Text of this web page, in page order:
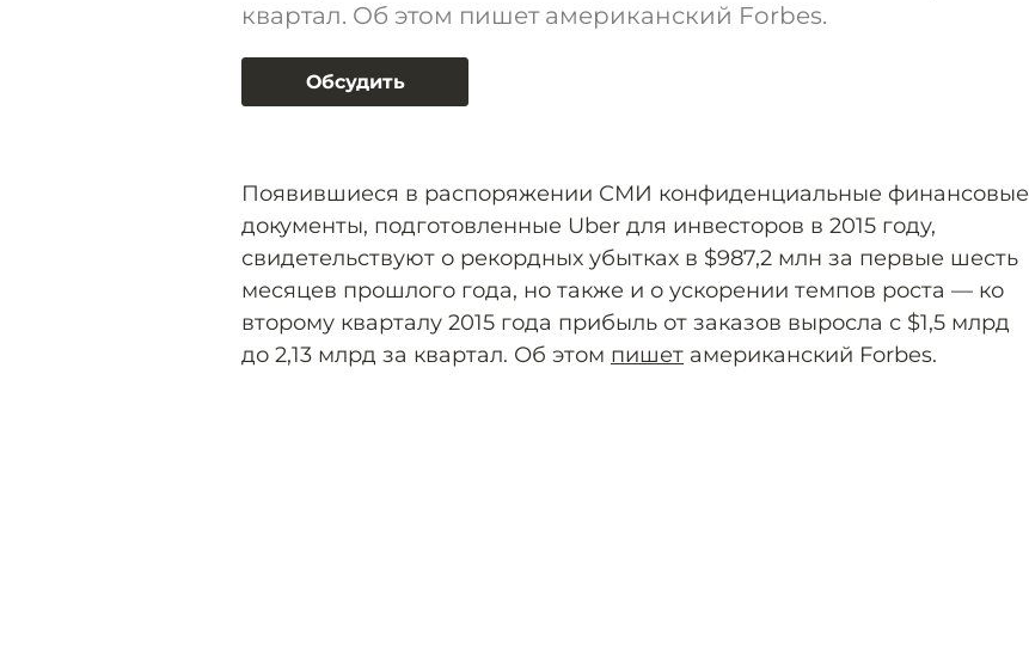
квартал. Об этом пишет американский Forbes.
Обсудить
Появившиеся в распоряжении СМИ конфиденциальные финансовые
документы, подготовленные Uber для инвесторов в 2015 году,
свидетельствуют о рекордных убытках в $987,2 млн за первые шесть
месяцев прошлого года, но также и о ускорении темпов роста — ко
второму кварталу 2015 года прибыль от заказов выросла с $1,5 млрд
до 2,13 млрд за квартал. Об этом пишет американский Forbes.